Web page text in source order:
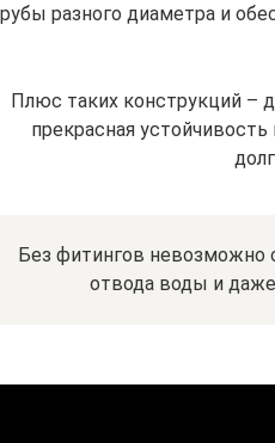
разного диаметра и
Плюс таких конструкций –
прекрасная
Без фитингов невозможно
отвода воды и